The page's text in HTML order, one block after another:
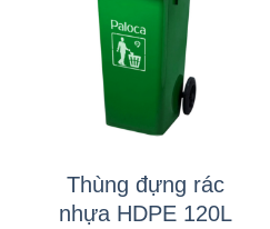
Thùng đựng rác
nhựa HDPE 120L